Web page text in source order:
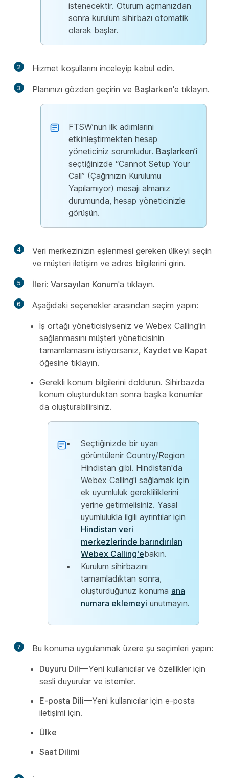
istenecektir. Oturum açmanızdan
sonra kurulum sihirbazı otomatik
olarak başlar.
2 Hizmet koşullarını inceleyip kabul edin.
3 Planınızı gözden geçirin ve Başlarken'e tıklayın.
FTSW’nun ilk adımlarını
etkinleştirmekten hesap
yöneticiniz sorumludur. Başlarken’i
seçtiğinizde “Cannot Setup Your
Call” (Çağrınızın Kurulumu
Yapılamıyor) mesajı almanız
durumunda, hesap yöneticinizle
görüşün.
4
Veri merkezinizin eşlenmesi gereken ülkeyi seçin
ve müşteri iletişim ve adres bilgilerini girin.
5 İleri: Varsayılan Konum'a tıklayın.
6
Aşağıdaki seçenekler arasından seçim yapın:
İş ortağı yöneticisiyseniz ve Webex Calling'in
sağlanmasını müşteri yöneticisinin
tamamlamasını istiyorsanız, Kaydet ve Kapat
öğesine tıklayın.
Gerekli konum bilgilerini doldurun. Sihirbazda
konum oluşturduktan sonra başka konumlar
da oluşturabilirsiniz.
Seçtiğinizde bir uyarı
görüntülenir Country/Region
Hindistan gibi. Hindistan'da
Webex Calling'i sağlamak için
ek uyumluluk gerekliliklerini
yerine getirmelisiniz. Yasal
uyumlulukla ilgili ayrıntılar için
Hindistan veri
merkezlerinde barındırılan
Webex Calling'ebakın.
Kurulum sihirbazını
tamamladıktan sonra,
oluşturduğunuz konuma ana
numara eklemeyi unutmayın.
7
Bu konuma uygulanmak üzere şu seçimleri yapın:
Duyuru Dili—Yeni kullanıcılar ve özellikler için
sesli duyurular ve istemler.
E-posta Dili—Yeni kullanıcılar için e-posta
iletişimi için.
Ülke
Saat Dilimi